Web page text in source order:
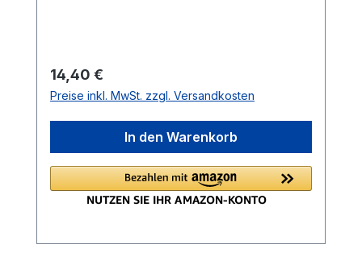
Regulärer Preis:
14,40 €
Preise inkl. MwSt. zzgl. Versandkosten
In den Warenkorb